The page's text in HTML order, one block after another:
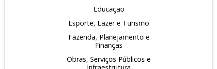
Educação
Esporte, Lazer e Turismo
Fazenda, Planejamento e
Finanças
Obras, Serviços Públicos e
Infraestrutura